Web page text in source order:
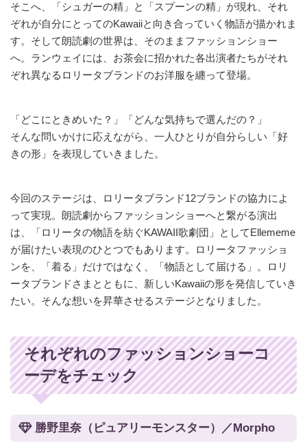
そこへ、「シュガーの精」と「スプーンの精」が現れ、それ
ぞれが自分にとってのKawaiiと向き合っていく物語が描かれま
す。そして朗読劇の世界は、そのままファッションショー
へ。ランウェイには、お茶会に招かれた各出演者たちがそれ
ぞれ異なるロリータブランドのお洋服を纏って登場。
「どこにときめいた？」「どんな気持ちで選んだの？」
そんな問いかけに応えながら、一人ひとりが自分らしい「好
きの形」を表現していきました。
今回のステージは、ロリータブランド12ブランドの協力によ
って実現。朗読劇からファッションショーへと繋がる演出
は、「ロリータの物語を紡ぐKAWAII歌劇団」としてEllememe
が届けたい表現のひとつでもあります。ロリータファッショ
ンを、「着る」だけではなく、「物語として届ける」。ロリ
ータブランドさまとともに、新しいKawaiiの形を発信していき
たい。そんな想いを昇華させるステージとなりました。
それぞれのファッションショーコ
ーデをチェック
勝野里奈（ピュアリーモンスター）／Morpho